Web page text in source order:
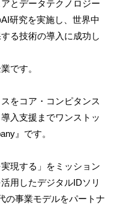
とデータテクノロジー
研究を実施し、 世界中
る技術の導入に成功し
です。
をコア・コンピタンス
導入支援までワンストッ
』です。
現する」
をミッション
用したデジタルIDソリ
の事業モデルをパートナ